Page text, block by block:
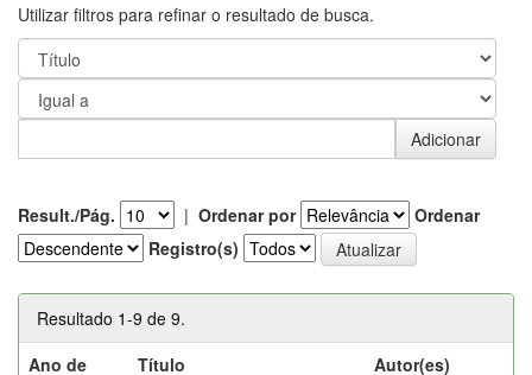
Utilizar filtros para refinar o resultado de busca.
Result./Pág. | Ordenar por
Ordenar
Registro(s)
Resultado 1-9 de 9.
Ano de
Título Autor(es)